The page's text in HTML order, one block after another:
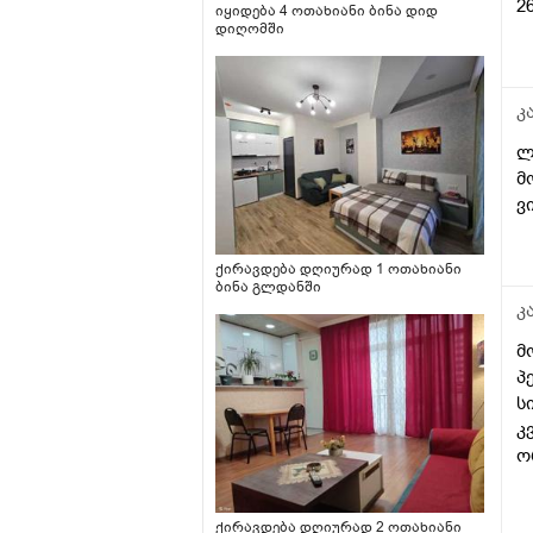
იყიდება 4 ოთახიანი ბინა დიდ
დიღომში
ქირავდება დღიურად 1 ოთახიანი
ბინა გლდანში
ქირავდება დღიურად 2 ოთახიანი